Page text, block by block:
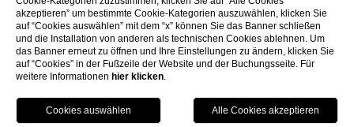
BUCHEN
CIN: IT013145A193EMU62T
WEBSITE BY BLASTNESS
akzeptieren” um bestimmte Cookie-Kategorien auszuwählen, klicken Sie
auf “Cookies auswählen” mit dem “x” können Sie das Banner schließen
und die Installation von anderen als technischen Cookies ablehnen. Um
das Banner erneut zu öffnen und Ihre Einstellungen zu ändern, klicken Sie
auf “Cookies” in der Fußzeile der Website und der Buchungsseite. Für
weitere Informationen hier klicken.